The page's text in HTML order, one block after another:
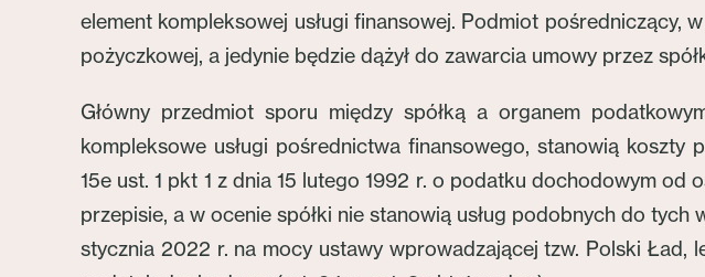
element kompleksowej usługi finansowej. Podmiot pośredniczący,
pożyczkowej, a jedynie będzie dążył do zawarcia umowy przez
Główny przedmiot sporu między spółką a organem
kompleksowe usługi pośrednictwa finansowego, stanowią
15e ust. 1 pkt 1 z dnia 15 lutego 1992 r. o podatku dochodowym od
przepisie, a w ocenie spółki nie stanowią usług podobnych do
stycznia 2022 r. na mocy ustawy wprowadzającej tzw. Polski Ład,